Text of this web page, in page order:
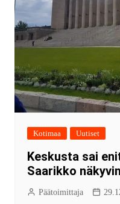
Kotimaa Uutiset
Keskusta sai
Saarikko
Päätoimittaja